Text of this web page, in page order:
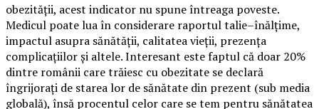
obezității, acest indicator nu spune întreaga poveste.
Medicul poate lua în considerare raportul talie–înălțime,
impactul asupra sănătății, calitatea vieții, prezența
complicațiilor și altele. Interesant este faptul că doar 20%
dintre românii care trăiesc cu obezitate se declară
îngrijorați de starea lor de sănătate din prezent (sub media
globală), însă procentul celor care se tem pentru sănătatea